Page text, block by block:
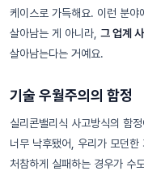
케이스로 가득해요. 이런 분
살아남는 게 아니라, 그 업계
살아남는다는 거예요.
기술 우월주의의 함정
실리콘밸리식 사고방식의 함
너무 낙후됐어, 우리가 모던
처참하게 실패하는 경우가